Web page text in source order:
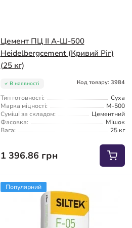
Цемент ПЦ II А-Ш-500
Heidelbergcement (Кривий Ріг)
(25 кг)
В наявності Код товару: 3984
Тип готовності:
Суха
Марка міцності:
М-500
Суміші за складом:
Цементний
Фасовка:
Мішок
Вага:
25 кг
1 396.86 грн
Популярний